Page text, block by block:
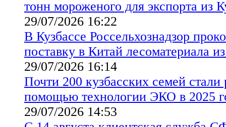
тонн мороженого для экспорта из
29/07/2026 16:22
В Кузбассе Россельхознадзор
поставку в Китай лесоматериала
29/07/2026 16:14
Почти 200 кузбасских семей стали
помощью технологии ЭКО в 2025
29/07/2026 14:53